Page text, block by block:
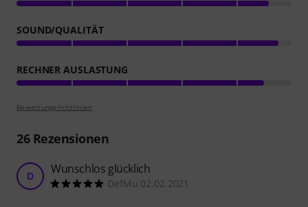
SOUND/QUALITÄT
RECHNER AUSLASTUNG
Bewertungsrichtlinien
26Rezensionen
D Wunschlos glücklich
DefMu 02.02.2021